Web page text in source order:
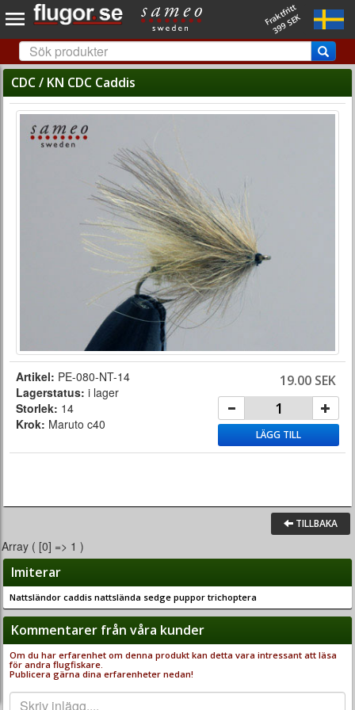
Fraktfritt
399 SEK
CDC / KN CDC Caddis
Artikel: PE-080-NT-14
Lagerstatus: i lager
Storlek: 14
Krok: Maruto c40
19.00 SEK
LÄGG TILL
TILLBAKA
Array ( [0] => 1 )
Imiterar
Nattsländor caddis nattslända sedge puppor trichoptera
Kommentarer från våra kunder
Om du har erfarenhet om denna produkt kan detta vara intressant att läsa
för andra flugfiskare.
Publicera gärna dina erfarenheter nedan!